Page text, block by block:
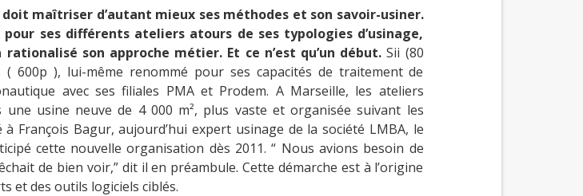
maîtriser d’autant mieux ses méthodes et son savoir-usiner.
ses différents ateliers atours de ses typologies d’usinage,
son approche métier. Et ce n’est qu’un début. Sii (80
600p ), lui-même renommé pour ses capacités de traitement de
avec ses filiales PMA et Prodem. A Marseille, les ateliers
une usine neuve de 4 000 m², plus vaste et organisée suivant les
François Bagur, aujourd’hui expert usinage de la société LMBA, le
cette nouvelle organisation dès 2011. “ Nous avions besoin de
de bien voir,” dit il en préambule. Cette démarche est à l’origine
et des outils logiciels ciblés.